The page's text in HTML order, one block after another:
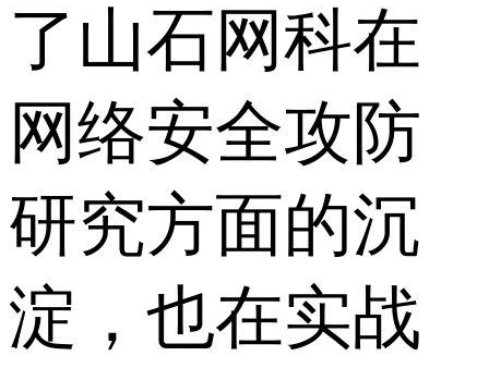
了山石网科在
网络安全攻防
研究方面的沉
淀，也在实战